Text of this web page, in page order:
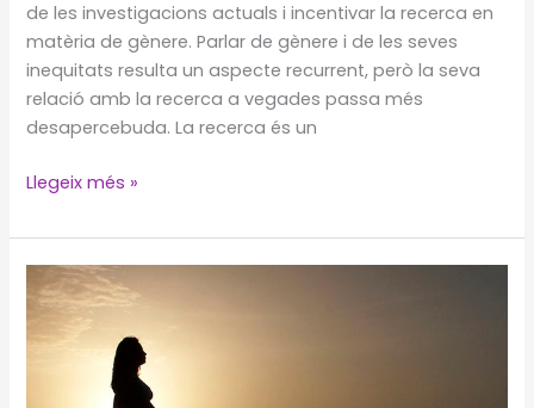
de les investigacions actuals i incentivar la recerca en
matèria de gènere. Parlar de gènere i de les seves
inequitats resulta un aspecte recurrent, però la seva
relació amb la recerca a vegades passa més
desapercebuda. La recerca és un
Jornada
Dia
de
la
Dona
Llegeix més »